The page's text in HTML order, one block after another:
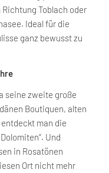
Toblach oder
Ideal für die
ganz bewusst zu
seine zweite große
Boutiquen, alten
man die
Und
in Rosatönen
Ort nicht mehr